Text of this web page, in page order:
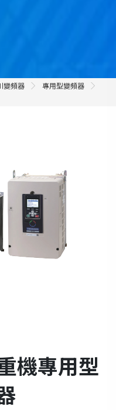
變頻器
專用型變頻器
機專用型